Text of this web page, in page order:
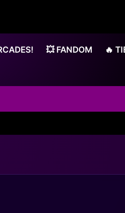
💥 FANDOM 🔥